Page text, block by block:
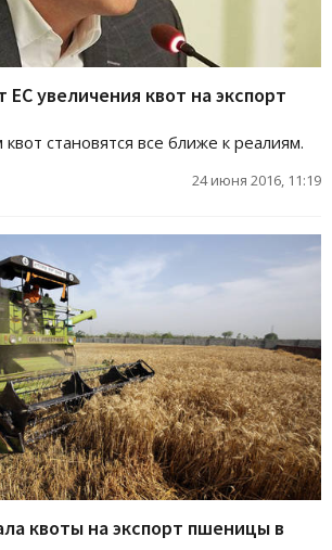
увеличения квот на экспорт
становятся все ближе к реалиям.
24 июня 2016, 11:19
квоты на экспорт пшеницы в